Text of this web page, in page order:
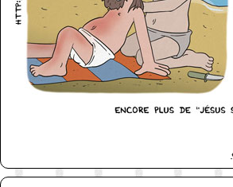
http://www.lefabz.com/